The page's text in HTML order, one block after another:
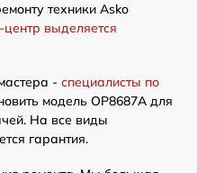
техники Asko
выделяется
- специалисты по
модель OP8687A для
На все виды
гарантия.